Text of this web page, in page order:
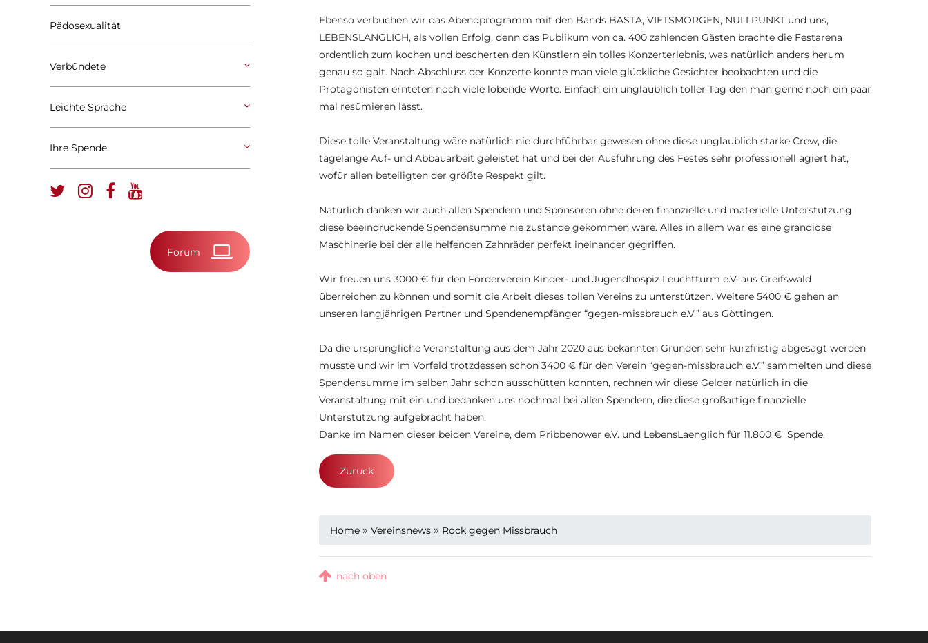
Pädosexualität
Verbündete
Leichte Sprache
Ihre Spende
Forum
Ebenso verbuchen wir das Abendprogramm mit den Bands BASTA, VIETSMORGEN, NULLPUNKT und uns,
LEBENSLANGLICH, als vollen Erfolg, denn das Publikum von ca. 400 zahlenden Gästen brachte die Festarena
ordentlich zum kochen und bescherten den Künstlern ein tolles Konzerterlebnis, was natürlich anders herum
genau so galt. Nach Abschluss der Konzerte konnte man viele glückliche Gesichter beobachten und die
Protagonisten ernteten noch viele lobende Worte. Einfach ein unglaublich toller Tag den man gerne noch ein paar
mal resümieren lässt.
Diese tolle Veranstaltung wäre natürlich nie durchführbar gewesen ohne diese unglaublich starke Crew, die
tagelange Auf- und Abbauarbeit geleistet hat und bei der Ausführung des Festes sehr professionell agiert hat,
wofür allen beteiligten der größte Respekt gilt.
Natürlich danken wir auch allen Spendern und Sponsoren ohne deren finanzielle und materielle Unterstützung
diese beeindruckende Spendensumme nie zustande gekommen wäre. Alles in allem war es eine grandiose
Maschinerie bei der alle helfenden Zahnräder perfekt ineinander gegriffen.
Wir freuen uns 3000 € für den Förderverein Kinder- und Jugendhospiz Leuchtturm e.V. aus Greifswald
überreichen zu können und somit die Arbeit dieses tollen Vereins zu unterstützen. Weitere 5400 € gehen an
unseren langjährigen Partner und Spendenempfänger “gegen-missbrauch e.V.” aus Göttingen.
Da die ursprüngliche Veranstaltung aus dem Jahr 2020 aus bekannten Gründen sehr kurzfristig abgesagt werden
musste und wir im Vorfeld trotzdessen schon 3400 € für den Verein “gegen-missbrauch e.V.” sammelten und diese
Spendensumme im selben Jahr schon ausschütten konnten, rechnen wir diese Gelder natürlich in die
Veranstaltung mit ein und bedanken uns nochmal bei allen Spendern, die diese großartige finanzielle
Unterstützung aufgebracht haben.
Danke im Namen dieser beiden Vereine, dem Pribbenower e.V. und LebensLaenglich für 11.800 € Spende.
Zurück
Home » Vereinsnews » Rock gegen Missbrauch
nach oben